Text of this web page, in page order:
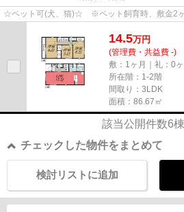
☆ペット可(犬、猫)☆ ※ペット飼育時、敷金2
14.5万円
(管理費・共益費 -)
敷：1ヶ月｜礼：0ヶ
所在階：1-2階
間取り：3LDK
面積：86.67㎡
該当公開件数6
チェックした物件をまとめて
検討リストに追加